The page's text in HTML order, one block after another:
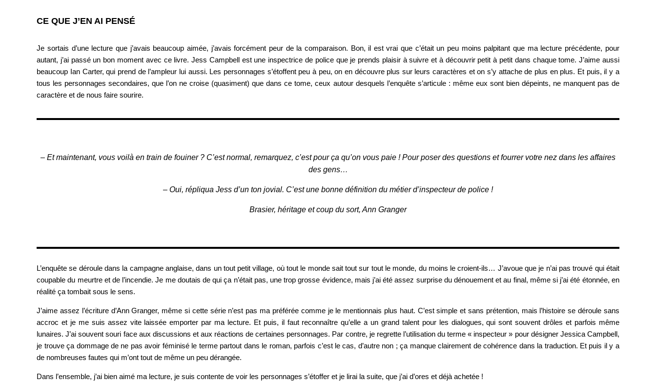
CE QUE J’EN AI PENSÉ
Je sortais d’une lecture que j’avais beaucoup aimée, j’avais forcément peur de la comparaison. Bon, il est vrai que c’était un peu moins palpitant que ma lecture précédente, pour
autant, j’ai passé un bon moment avec ce livre. Jess Campbell est une inspectrice de police que je prends plaisir à suivre et à découvrir petit à petit dans chaque tome. J’aime aussi
beaucoup Ian Carter, qui prend de l’ampleur lui aussi. Les personnages s’étoffent peu à peu, on en découvre plus sur leurs caractères et on s’y attache de plus en plus. Et puis, il y a
tous les personnages secondaires, que l’on ne croise (quasiment) que dans ce tome, ceux autour desquels l’enquête s’articule : même eux sont bien dépeints, ne manquent pas de
caractère et de nous faire sourire.
– Et maintenant, vous voilà en train de fouiner ? C’est normal, remarquez, c’est pour ça qu’on vous paie ! Pour poser des questions et fourrer votre nez dans les affaires
des gens…
– Oui, répliqua Jess d’un ton jovial. C’est une bonne définition du métier d’inspecteur de police !
Brasier, héritage et coup du sort, Ann Granger
L’enquête se déroule dans la campagne anglaise, dans un tout petit village, où tout le monde sait tout sur tout le monde, du moins le croient-ils… J’avoue que je n’ai pas trouvé qui était
coupable du meurtre et de l’incendie. Je me doutais de qui ça n’était pas, une trop grosse évidence, mais j’ai été assez surprise du dénouement et au final, même si j’ai été étonnée, en
réalité ça tombait sous le sens.
J’aime assez l’écriture d’Ann Granger, même si cette série n’est pas ma préférée comme je le mentionnais plus haut. C’est simple et sans prétention, mais l’histoire se déroule sans
accroc et je me suis assez vite laissée emporter par ma lecture. Et puis, il faut reconnaître qu’elle a un grand talent pour les dialogues, qui sont souvent drôles et parfois même
lunaires. J’ai souvent souri face aux discussions et aux réactions de certaines personnages. Par contre, je regrette l’utilisation du terme « inspecteur » pour désigner Jessica Campbell,
je trouve ça dommage de ne pas avoir féminisé le terme partout dans le roman, parfois c’est le cas, d’autre non ; ça manque clairement de cohérence dans la traduction. Et puis il y a
de nombreuses fautes qui m’ont tout de même un peu dérangée.
Dans l’ensemble, j’ai bien aimé ma lecture, je suis contente de voir les personnages s’étoffer et je lirai la suite, que j’ai d’ores et déjà achetée !